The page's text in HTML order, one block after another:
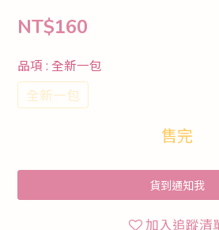
NT$160
品項 : 全新一包
全新一包
售完
貨到通知我
加入追蹤清